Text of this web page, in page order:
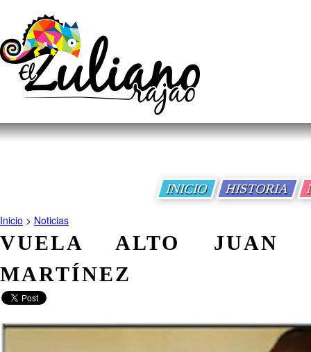
INICIO HISTORIA
Inicio > Noticias
VUELA ALTO JUAN
MARTÍNEZ